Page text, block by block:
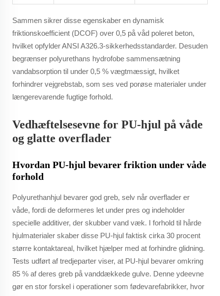
Sammen sikrer disse egenskaber en dynamisk
friktionskoefficient (DCOF) over 0,5 på våd poleret beton,
hvilket opfylder ANSI A326.3-sikkerhedsstandarder. Desuden
begrænser polyurethans hydrofobe sammensætning
vandabsorption til under 0,5 % vægtmæssigt, hvilket
forhindrer vejgrebstab, som ses ved porøse materialer under
længerevarende fugtige forhold.
Vedhæftelsesevne for PU-hjul på våde
og glatte overflader
Hvordan PU-hjul bevarer friktion under våde
forhold
Polyurethanhjul bevarer god greb, selv når overflader er
våde, fordi de deformeres let under pres og indeholder
specielle additiver, der skubber vand væk. I forhold til hårde
hjulmaterialer skaber disse PU-hjul faktisk cirka 30 procent
større kontaktareal, hvilket hjælper med at forhindre glidning.
Tests udført af tredjeparter viser, at PU-hjul bevarer omkring
85 % af deres greb på vanddækkede gulve. Denne ydeevne
gør en stor forskel i operationer som fødevarefabrikker, hvor